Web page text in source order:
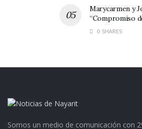
Marycarmen y
“Compromiso
0 SHARES
Somos un medio de comunicación con